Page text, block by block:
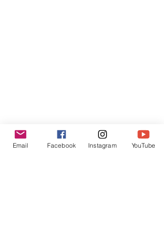
Email Facebook Instagram YouTube